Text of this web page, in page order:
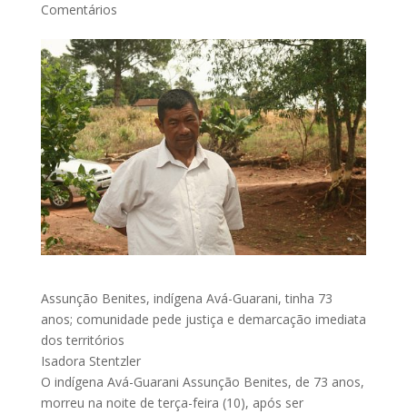
Comentários
Assunção Benites, indígena Avá-Guarani, tinha 73
anos; comunidade pede justiça e demarcação imediata
dos territórios
Isadora Stentzler
O indígena Avá-Guarani Assunção Benites, de 73 anos,
morreu na noite de terça-feira (10), após ser